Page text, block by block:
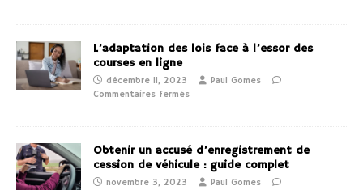
L’adaptation des lois face à l’essor des
courses en ligne
décembre 11, 2023
Paul Gomes
Commentaires fermés
Obtenir un accusé d’enregistrement de
cession de véhicule : guide complet
novembre 3, 2023
Paul Gomes